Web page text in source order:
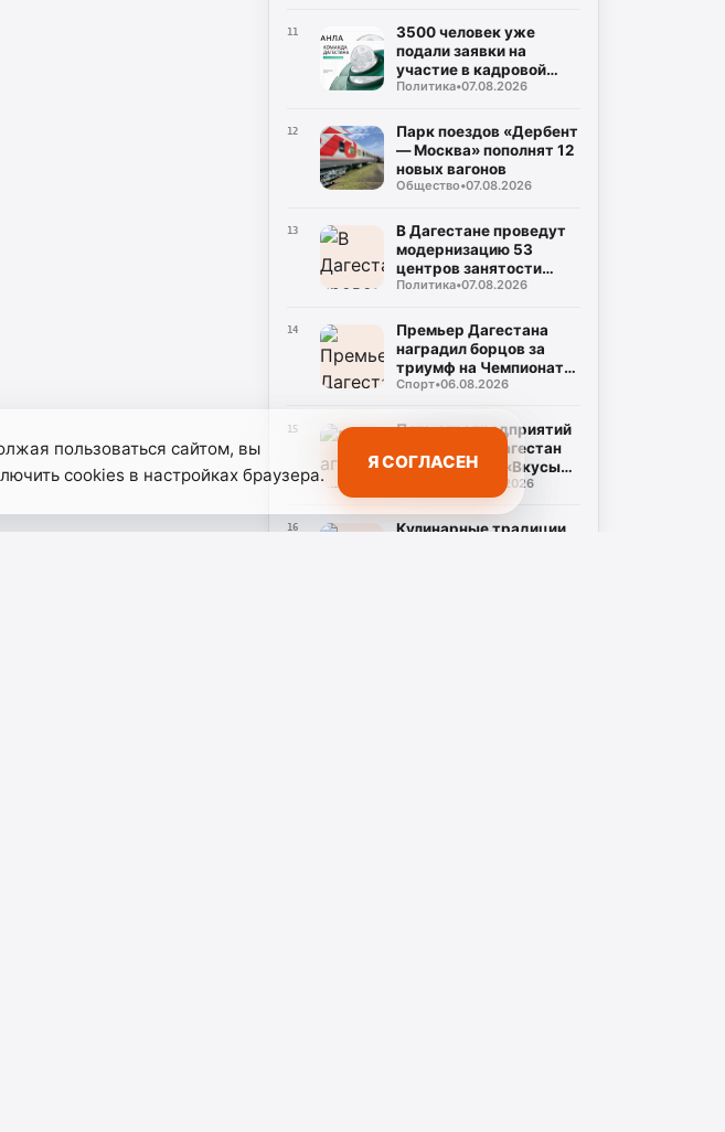
11
3500 человек уже
подали заявки на
участие в кадровой
программе «Команда
Политика•07.08.2026
12
Парк поездов «Дербент
— Москва» пополнят 12
новых вагонов
Общество•07.08.2026
13
В Дагестане проведут
модернизацию 53
центров занятости
населения
Политика•07.08.2026
14
Премьер Дагестана
наградил борцов за
триумф на Чемпионате
России
Спорт•06.08.2026
15
Пять агропредприятий
представят Дагестан
на фестивале «Вкусы
России» в Москве
06.08.2026
16
Кулинарные традиции
пользоваться сайтом, вы
cookies в настройках браузера.
Я СОГЛАСЕН